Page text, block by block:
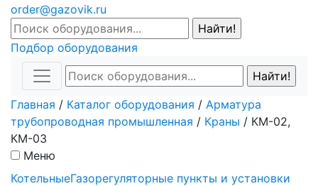
order@gazovik.ru
Подбор оборудования
Главная / Каталог оборудования / Арматура
трубопроводная промышленная / Краны / КМ-02,
КМ-03
Меню
КотельныеГазорегуляторные пункты и установки